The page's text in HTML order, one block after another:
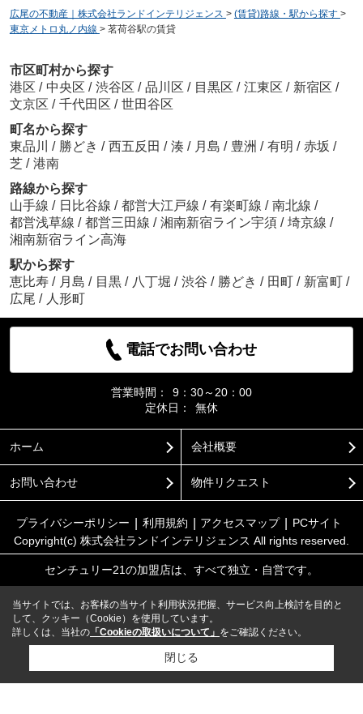
広尾の不動産｜株式会社ランドインテリジェンス > (賃貸)路線・駅から探す >
東京メトロ丸ノ内線 > 茗荷谷駅の賃貸
市区町村から探す
港区 / 中央区 / 渋谷区 / 品川区 / 目黒区 / 江東区 / 新宿区 /
文京区 / 千代田区 / 世田谷区
町名から探す
東品川 / 勝どき / 西五反田 / 湊 / 月島 / 豊洲 / 有明 / 赤坂 /
芝 / 港南
路線から探す
山手線 / 日比谷線 / 都営大江戸線 / 有楽町線 / 南北線 /
都営浅草線 / 都営三田線 / 湘南新宿ライン宇須 / 埼京線 /
湘南新宿ライン高海
駅から探す
恵比寿 / 月島 / 目黒 / 八丁堀 / 渋谷 / 勝どき / 田町 / 新富町 /
広尾 / 人形町
電話でお問い合わせ
営業時間：
9：30～20：00
定休日：
無休
ホーム 会社概要
お問い合わせ 物件リクエスト
プライバシーポリシー 利用規約 アクセスマップ
PCサイト
Copyright(c) 株式会社ランドインテリジェンス All rights reserved.
センチュリー21の加盟店は、すべて独立・自営です。
当サイトでは、お客様の当サイト利用状況把握、サービス向上検討を目的と
して、クッキー（Cookie）を使用しています。
詳しくは、当社の 「Cookieの取扱いについて」 をご確認ください。
閉じる